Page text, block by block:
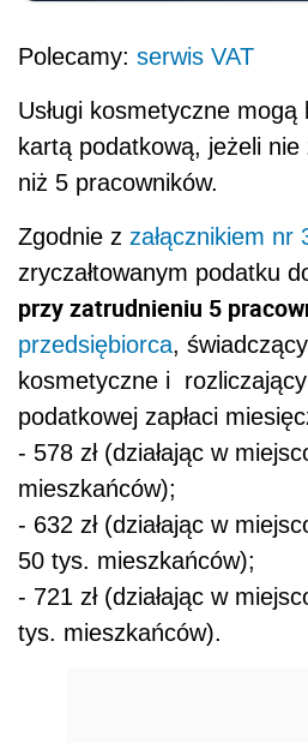
Polecamy: serwis VAT
Usługi kosmetyczne
kartą podatkową, jeżeli
niż 5 pracowników.
Zgodnie z załącznikiem nr
zryczałtowanym podatku
przy zatrudnieniu 5
przedsiębiorca,
kosmetyczne i
podatkowej zapłaci
- 578 zł (działając w
mieszkańców);
- 632 zł (działając w
50 tys. mieszkańców);
- 721 zł (działając w
tys. mieszkańców).